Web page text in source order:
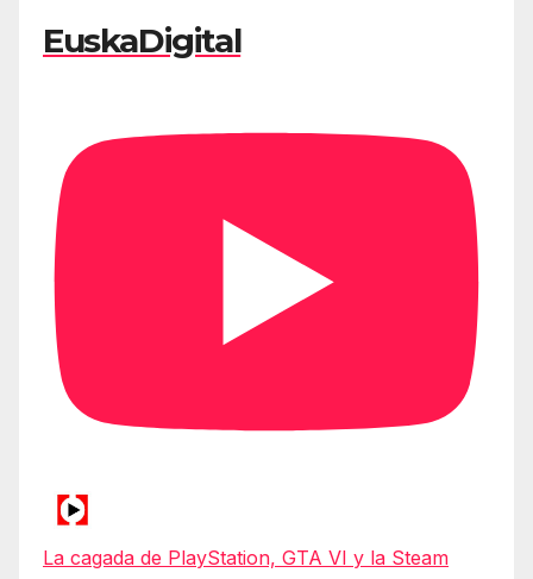
EuskaDigital
La cagada de PlayStation, GTA VI y la Steam